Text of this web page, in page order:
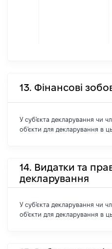
13. Фінансові
У суб'єкта декларування чи
об'єкти для декларування в
14. Видатки та
декларування
У суб'єкта декларування чи
об'єкти для декларування в